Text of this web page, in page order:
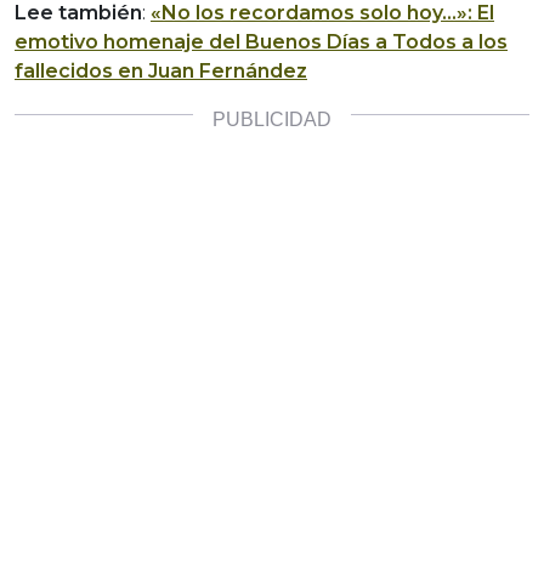
Lee también: «No los recordamos solo hoy…»: El
emotivo homenaje del Buenos Días a Todos a los
fallecidos en Juan Fernández